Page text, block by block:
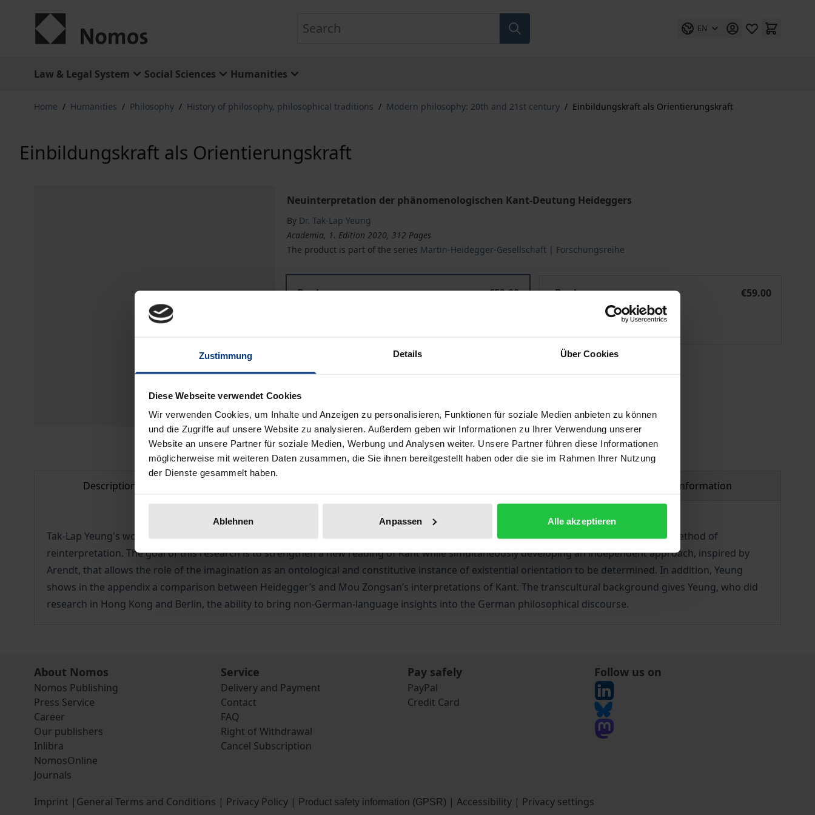
Zustimmung Details Über Cookies
Diese Webseite verwendet Cookies
Wir verwenden Cookies, um Inhalte und Anzeigen zu personalisieren, Funktionen für soziale Medien anbieten zu können
und die Zugriffe auf unsere Website zu analysieren. Außerdem geben wir Informationen zu Ihrer Verwendung unserer
Website an unsere Partner für soziale Medien, Werbung und Analysen weiter. Unsere Partner führen diese Informationen
möglicherweise mit weiteren Daten zusammen, die Sie ihnen bereitgestellt haben oder die sie im Rahmen Ihrer Nutzung
der Dienste gesammelt haben.
Ablehnen Anpassen Alle akzeptieren
EN
Law & Legal System Social Sciences Humanities
Home / Humanities / Philosophy / History of philosophy, philosophical traditions / Modern philosophy: 20th and 21st century / Einbildungskraft als Orientierungskraft
Einbildungskraft als Orientierungskraft
Neuinterpretation der phänomenologischen Kant-Deutung Heideggers
By Dr. Tak-Lap Yeung
Academia, 1. Edition 2020, 312 Pages
The product is part of the series Martin-Heidegger-Gesellschaft | Forschungsreihe
Book
€59.00
eBook
€59.00
ISBN 978-3-89665-931-6
Prices include VAT. Depending on the delivery address, VAT may vary at checkout.
Delivery cost notice
Description Product safety information
Tak-Lap Yeung's work pursues an innovative perspective of interpretation that aims to reconstruct Heidegger's adaptation of Kant as a method of
reinterpretation. The goal of this research is to strengthen a new reading of Kant while simultaneously developing an independent approach, inspired by
Arendt, that allows the role of the imagination as an ontological and constitutive instance of existential orientation to be determined. In addition, Yeung
shows in the appendix a comparison between Heidegger’s and Mou Zongsan’s interpretations of Kant. The transcultural background gives Yeung, who did
research in Hong Kong and Berlin, the ability to bring non-German-language insights into the German philosophical discourse.
About Nomos
Nomos Publishing
Press Service
Career
Our publishers
Inlibra
NomosOnline
Journals
Service
Delivery and Payment
Contact
FAQ
Right of Withdrawal
Cancel Subscription
Pay safely
PayPal
Credit Card
Follow us on
Imprint | General Terms and Conditions | Privacy Policy | Product safety information (GPSR) | Accessibility | Privacy settings